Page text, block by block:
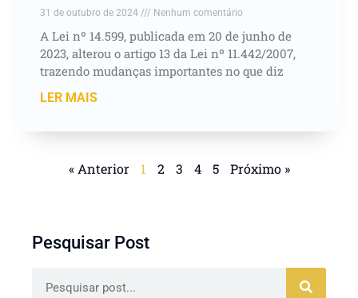
31 de outubro de 2024 Nenhum comentário
A Lei nº 14.599, publicada em 20 de junho de
2023, alterou o artigo 13 da Lei nº 11.442/2007,
trazendo mudanças importantes no que diz
LER MAIS
« Anterior 1 2 3 4 5 Próximo »
Pesquisar Post